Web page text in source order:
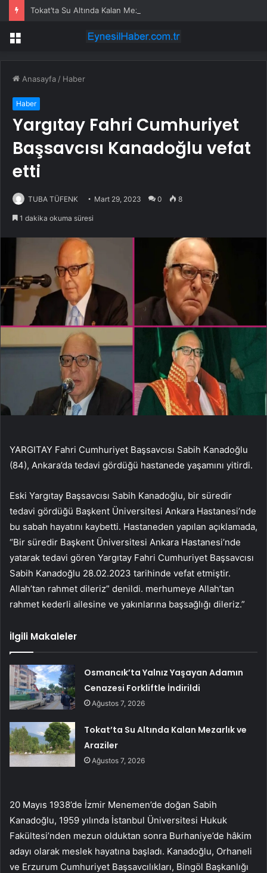
Tokat’ta Su Altında Kalan Mezarlık ve Araziler
Menü
Anasayfa / Haber
Haber
Yargıtay Fahri Cumhuriyet
Başsavcısı Kanadoğlu vefat
etti
TUBA TÜFENK Mart 29, 2023 0 8
1 dakika okuma süresi
YARGITAY Fahri Cumhuriyet Başsavcısı Sabih Kanadoğlu
(84), Ankara’da tedavi gördüğü hastanede yaşamını yitirdi.
Eski Yargıtay Başsavcısı Sabih Kanadoğlu, bir süredir
tedavi gördüğü Başkent Üniversitesi Ankara Hastanesi’nde
bu sabah hayatını kaybetti. Hastaneden yapılan açıklamada,
“Bir süredir Başkent Üniversitesi Ankara Hastanesi’nde
yatarak tedavi gören Yargıtay Fahri Cumhuriyet Başsavcısı
Sabih Kanadoğlu 28.02.2023 tarihinde vefat etmiştir.
Allah’tan rahmet dileriz” denildi. merhumeye Allah’tan
rahmet kederli ailesine ve yakınlarına başsağlığı dileriz.”
İlgili Makaleler
Osmancık’ta Yalnız Yaşayan Adamın
Cenazesi Forkliftle İndirildi
Ağustos 7, 2026
Tokat’ta Su Altında Kalan Mezarlık ve
Araziler
Ağustos 7, 2026
20 Mayıs 1938’de İzmir Menemen’de doğan Sabih
Kanadoğlu, 1959 yılında İstanbul Üniversitesi Hukuk
Fakültesi’nden mezun olduktan sonra Burhaniye’de hâkim
adayı olarak meslek hayatına başladı. Kanadoğlu, Orhaneli
ve Erzurum Cumhuriyet Başsavcılıkları, Bingöl Başkanlığı